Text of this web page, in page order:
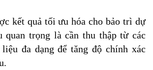
kết quả tối ưu hóa cho bảo trì dự
quan trọng là cần thu thập từ các
đa dạng để tăng độ chính xác